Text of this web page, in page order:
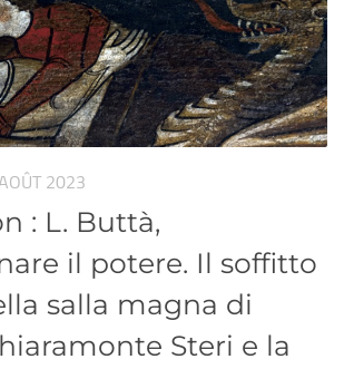
2023
: L. Buttà,
il potere. Il soffitto
salla magna di
Steri e la